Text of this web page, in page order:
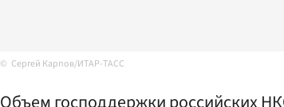
Сергей Карпов/ИТАР-ТАСС